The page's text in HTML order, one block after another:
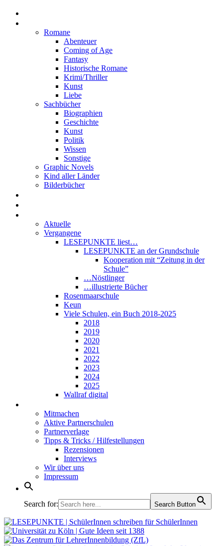
Romane
Abenteuer
Coming of Age
Fantasy
Historische Romane
Krimi/Thriller
Kunst
Liebe
Sachbücher
Biographien
Geschichte
Kunst
Politik
Wissen
Sonstige
Graphic Novels
Kind aller Länder
Bilderbücher
Aktuelle
Vergangene
LESEPUNKTE liest…
LESEPUNKTE an der Grundschule
Kooperation mit “Zeitung in der
Schule”
…Nöstlinger
…illustrierte Bücher
Rosenmaarschule
Keun
Viele Schulen, ein Buch 2018-2025
2018
2019
2020
2021
2022
2023
2024
2025
Wallraf digital
Mitmachen
Aktive Partnerschulen
Partnerverlage
Tipps & Tricks / Hilfestellungen
Rezensionen
Interviews
Wir über uns
Impressum
Search for: Search Button